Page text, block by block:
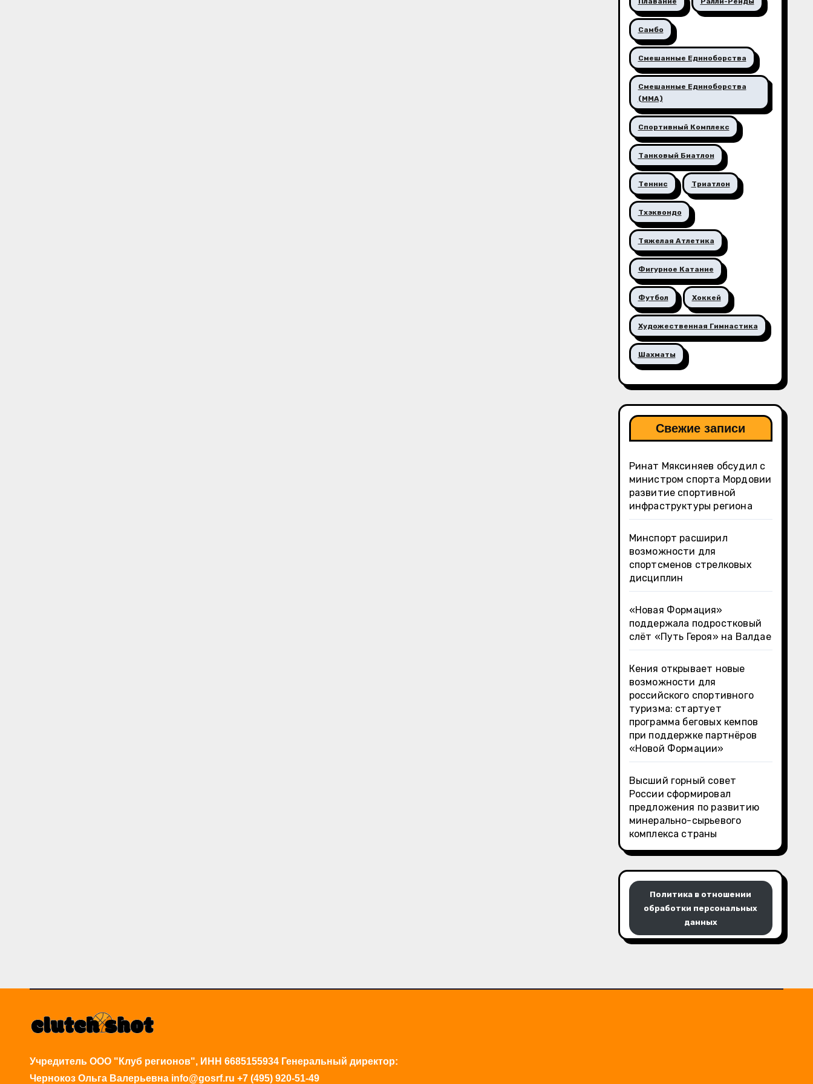
Самбо
Смешанные Единоборства
Смешанные Единоборства
(ММА)
Спортивный Комплекс
Танковый Биатлон
Теннис Триатлон
Тхэквондо
Тяжелая Атлетика
Фигурное Катание
Футбол Хоккей
Художественная Гимнастика
Шахматы
Свежие записи
Ринат Мяксиняев обсудил с
министром спорта Мордовии
развитие спортивной
инфраструктуры региона
Минспорт расширил
возможности для
спортсменов стрелковых
дисциплин
«Новая Формация»
поддержала подростковый
слёт «Путь Героя» на Валдае
Кения открывает новые
возможности для
российского спортивного
туризма: стартует
программа беговых кемпов
при поддержке партнёров
«Новой Формации»
Высший горный совет
России сформировал
предложения по развитию
минерально-сырьевого
комплекса страны
Политика в отношении
обработки персональных
данных
Учредитель ООО "Клуб регионов", ИНН 6685155934 Генеральный директор:
Чернокоз Ольга Валерьевна info@gosrf.ru +7 (495) 920-51-49